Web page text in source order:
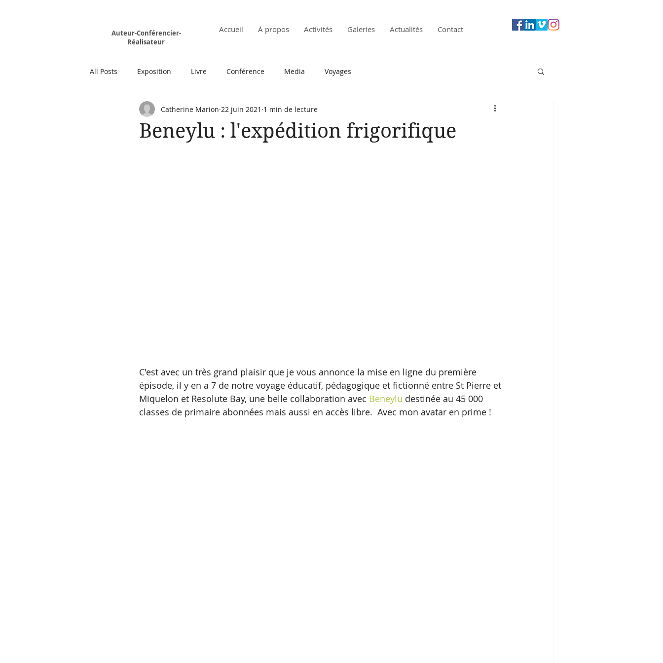
Auteur-Conférencier-
Réalisateur
Accueil À propos Activités Galeries Actualités Contact
All Posts Exposition Livre Conférence Media Voyages
Beneylu : l'expédition frigorifique
Catherine Marion 22 juin 2021 1 min de lecture
C'est avec un très grand plaisir que je vous annonce la mise en ligne du première
épisode, il y en a 7 de notre voyage éducatif, pédagogique et fictionné entre St Pierre et
Miquelon et Resolute Bay, une belle collaboration avec Beneylu destinée au 45 000
classes de primaire abonnées mais aussi en accès libre.  Avec mon avatar en prime !